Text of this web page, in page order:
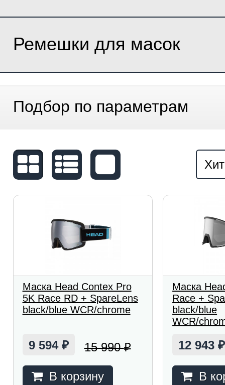
Ремешки для масок
Подбор по параметрам
Маска Head Contex Pro
5K Race RD + SpareLens
black/blue WCR/chrome
9 594 ₽ 15 990₽
В корзину
Маска
Race +
black/blue
WCR/
12 943₽
В